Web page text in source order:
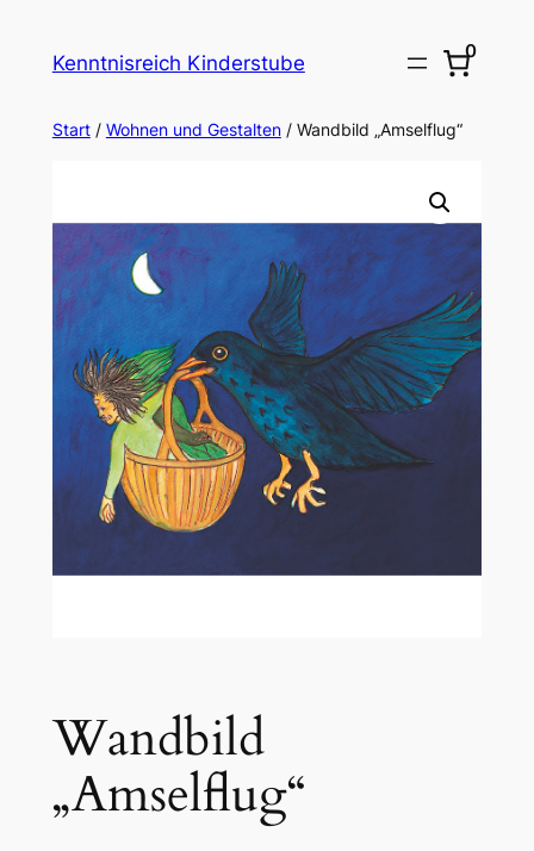
InhaltKenntnisreich Kinderstube
0
Start/ Wohnen und Gestalten/ Wandbild „Amselflug“
Wandbild
„Amselflug“